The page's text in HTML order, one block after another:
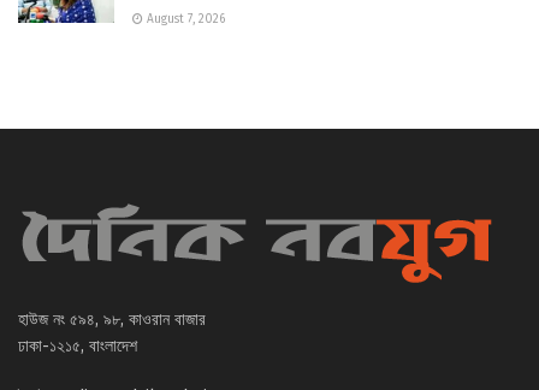
August 7, 2026
হাউজ নং ৫৯৪, ৯৮, কাওরান বাজার
ঢাকা-১২১৫, বাংলাদেশ